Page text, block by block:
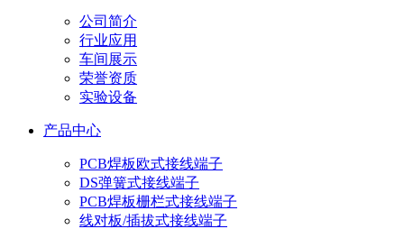
公司简介
行业应用
车间展示
荣誉资质
实验设备
产品中心
PCB焊板欧式接线端子
DS弹簧式接线端子
PCB焊板栅栏式接线端子
线对板/插拔式接线端子